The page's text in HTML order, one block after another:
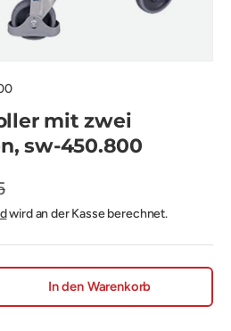
mit zwei
sw-450.800
wird an der Kasse berechnet.
In den Warenkorb